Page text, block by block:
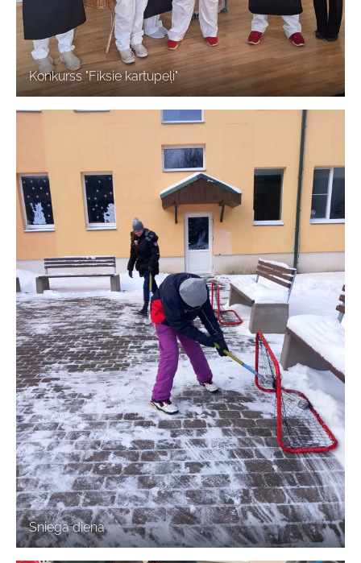
Konkurss "Fiksie kartupeļi"
Sniega diena